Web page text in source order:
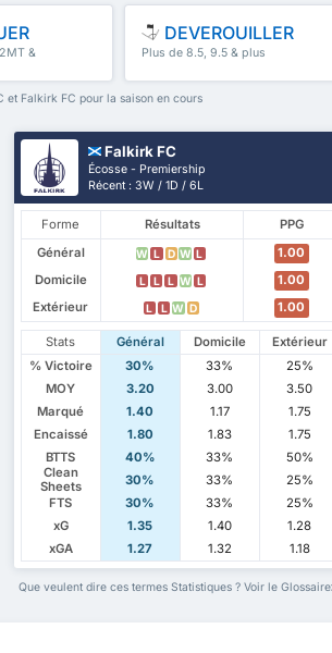
&
DEVEROUILLER
Plus de 8.5, 9.5 & plus
et Falkirk FC pour la saison en cours
Falkirk FC
Écosse - Premiership
Récent : 3W / 1D / 6L
Forme Résultats
PPG
Général
W L D W L
1.00
Domicile
L L L W L
1.00
Extérieur
L L W D 1.00
Stats Général Domicile
Extérieur
% Victoire
30% 33%
25%
MOY
3.20 3.00
3.50
Marqué
1.40 1.17
1.75
Encaissé
1.80 1.83
1.75
BTTS
40% 33%
50%
Clean
Sheets
30% 33%
25%
FTS
30% 33%
25%
xG
1.35 1.40
1.28
xGA
1.27 1.32 1.18
Que veulent dire ces termes Statistiques ? Voir le Glossaire